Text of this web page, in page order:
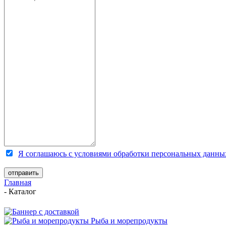
Я соглашаюсь с условиями обработки персональных
Главная
- Каталог
Рыба и морепродукты